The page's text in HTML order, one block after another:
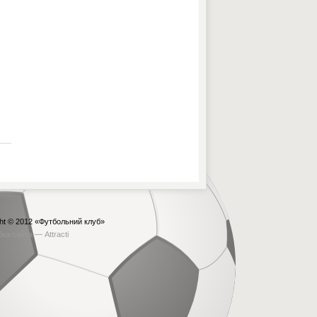
© 2012 «Футбольний клуб»
сайта — Attracti